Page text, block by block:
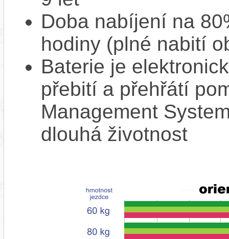
Doba nabíjení na
hodiny (plné nabití
Baterie je
přebití a přehřátí
Management
dlouhá životnost